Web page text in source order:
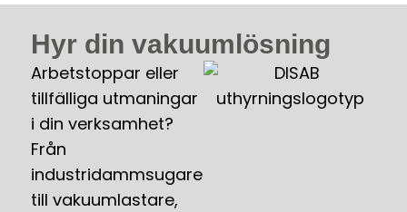
Hyr din vakuumlösning
Arbetstoppar eller
tillfälliga utmaningar
i din verksamhet?
Från
industridammsugare
till vakuumlastare,